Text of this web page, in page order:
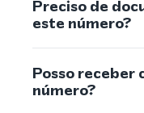
Preciso de
este número?
Posso receber
número?